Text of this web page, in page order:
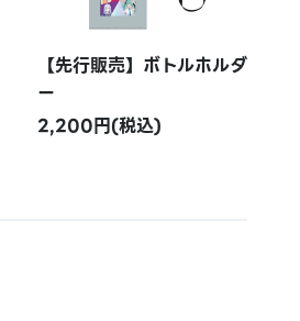
【先行販売】ボトルホルダ
ー
2,200円(税込)